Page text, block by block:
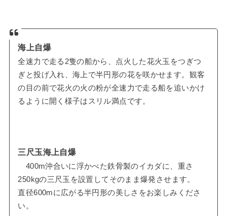
海上自爆
全速力で走る2隻の船から、点火した花火玉をつぎつ
ぎと投げ入れ、海上で半円形の花を咲かせます。観客
の目の前で花火の火の粉が全速力で走る船を追いかけ
るように開く様子はスリル満点です。
三尺玉海上自爆
400m沖合いに浮かべた鉄骨製のイカダに、重さ
250kgの三尺玉を設置してそのまま爆発させます。
直径600mに広がる半円形の美しさをお楽しみくださ
い。